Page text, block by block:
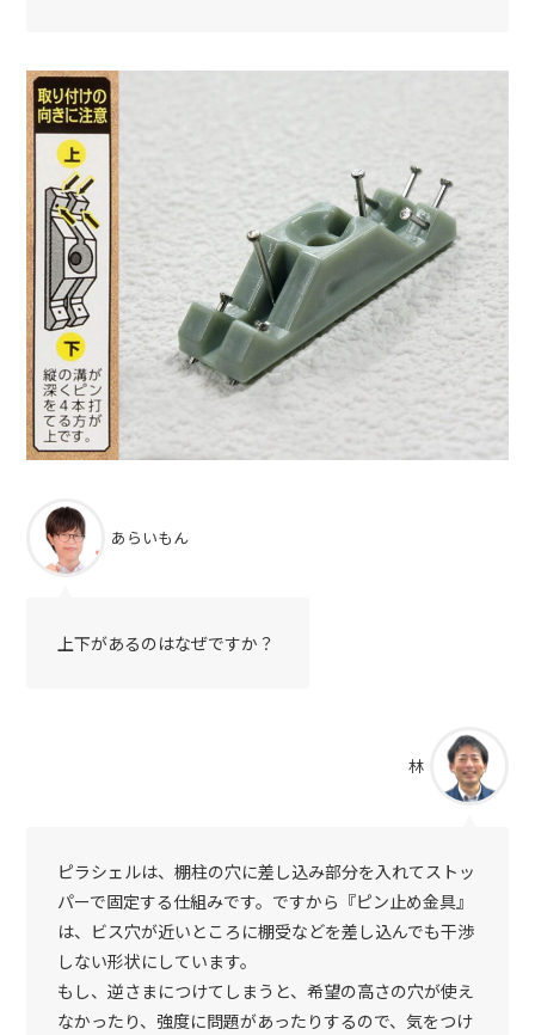
あらいもん
上下があるのはなぜですか？
林
ピラシェルは、棚柱の穴に差し込み部分を入れてストッ
パーで固定する仕組みです。ですから『ピン止め金具』
は、ビス穴が近いところに棚受などを差し込んでも干渉
しない形状にしています。
もし、逆さまにつけてしまうと、希望の高さの穴が使え
なかったり、強度に問題があったりするので、気をつけ